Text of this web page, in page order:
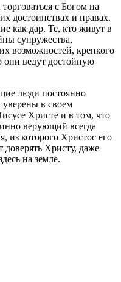
с Богом на
достоинствах и правах.
как дар. Те, кто живут в
супружества,
возможностей, крепкого
они ведут достойную
люди постоянно
уверены в своем
Христе и в том, что
верующий всегда
из которого Христос его
доверять Христу, даже
на земле.